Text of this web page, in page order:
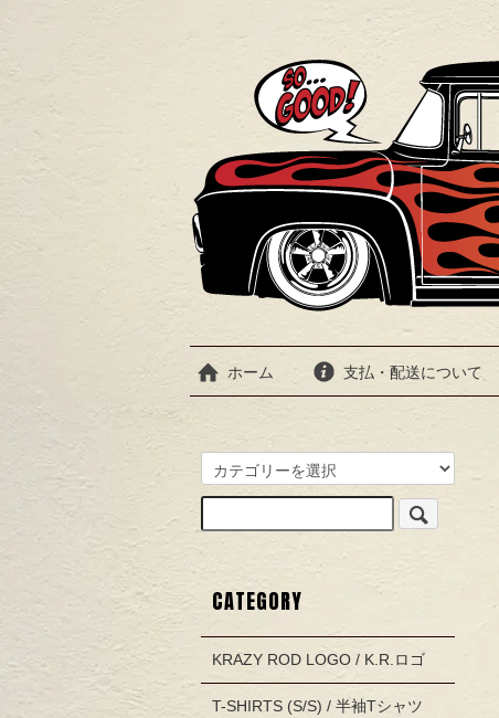
ホーム 支払・配送について
CATEGORY
KRAZY ROD LOGO / K.R.ロゴ
T-SHIRTS (S/S) / 半袖Tシャツ